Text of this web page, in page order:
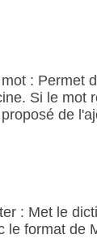
: Permet
Si le mot
de
: Met le
le format de